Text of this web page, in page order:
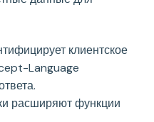
клиентское
Language
расширяют функции